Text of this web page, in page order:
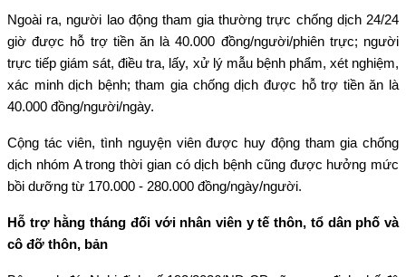
Ngoài ra, người lao động tham gia thường trực chống dịch 24/24
giờ được hỗ trợ tiền ăn là 40.000 đồng/người/phiên trực; người
trực tiếp giám sát, điều tra, lấy, xử lý mẫu bệnh phẩm, xét nghiệm,
xác minh dịch bệnh; tham gia chống dịch được hỗ trợ tiền ăn là
40.000 đồng/người/ngày.
Cộng tác viên, tình nguyện viên được huy động tham gia chống
dịch nhóm A trong thời gian có dịch bệnh cũng được hưởng mức
bồi dưỡng từ 170.000 - 280.000 đồng/ngày/người.
Hỗ trợ hằng tháng đối với nhân viên y tế thôn, tổ dân phố và
cô đỡ thôn, bản